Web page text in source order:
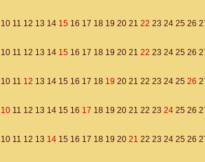
10 11 12 13 14 15 16 17 18 19 20 21 22 23 24 25 26
10 11 12 13 14 15 16 17 18 19 20 21 22 23 24 25 26
10 11 12 13 14 15 16 17 18 19 20 21 22 23 24 25 26
10 11 12 13 14 15 16 17 18 19 20 21 22 23 24 25 26
10 11 12 13 14 15 16 17 18 19 20 21 22 23 24 25 26